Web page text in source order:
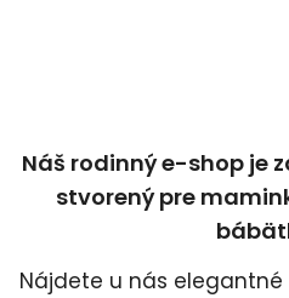
Náš rodinný e-shop je
stvorený pre
Nájdete u nás elegantné